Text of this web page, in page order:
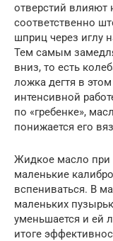
отверстий влияют
соответственно
шприц через иглу
Тем самым
вниз, то есть
ложка дегтя в
интенсивной
по «гребенке»,
понижается его
Жидкое масло при
маленькие
вспениваться. В
маленьких
уменьшается и ей
итоге